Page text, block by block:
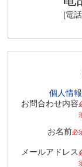
[電
個人情
お問合わせ内容
お名前必
メールアドレス